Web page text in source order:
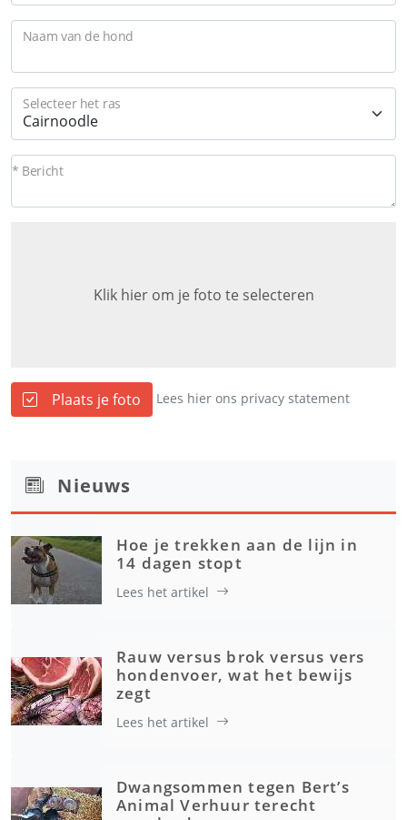
Naam van de hond
Selecteer het ras
* Bericht
Klik hier om je foto te selecteren
Plaats je foto Lees hier ons privacy statement
Nieuws
Hoe je trekken aan de lijn in
14 dagen stopt
Lees het artikel
Rauw versus brok versus vers
hondenvoer, wat het bewijs
zegt
Lees het artikel
Dwangsommen tegen Bert’s
Animal Verhuur terecht